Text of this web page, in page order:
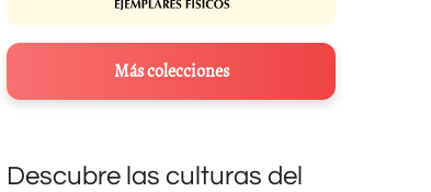
Más colecciones
Descubre las culturas del